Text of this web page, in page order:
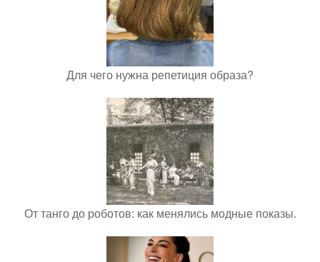
Для чего нужна репетиция образа?
От танго до роботов: как менялись модные показы.